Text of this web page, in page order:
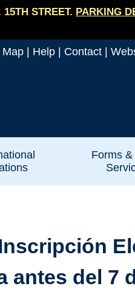
STREET. PARKING
Map Help Contact
Forms
antes del 7